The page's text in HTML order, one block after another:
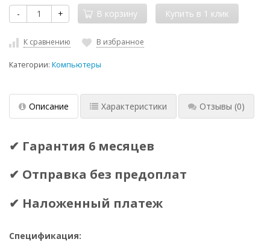
- + В корзину
К сравнению В избранное
Категории: Компьютеры
Описание Характеристики Отзывы (0)
✔ Гарантия 6 месяцев
✔ Отправка без предоплат
✔ Наложенный платеж
Спецификация: